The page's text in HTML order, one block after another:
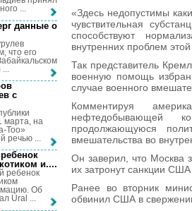
«Здесь недопустимы
чувствительная
способствуют
внутренних проблем
Так представитель
военную помощь
случае военного
Комментируя
нефтедобывающей
продолжающуюся
вмешательства во
Он заверил, что Москва
их затронут санкции
Ранее во вторник
обвинил США в
...
данные о
что его
с
марта, на
Тоо»
речью ...
и....
ребенок
Об
Ural ...